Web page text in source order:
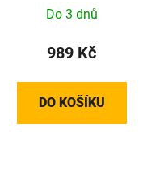
Do 3 dnů
989 Kč
DO KOŠÍKU